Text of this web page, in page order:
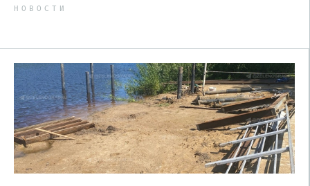
НОВОСТИ